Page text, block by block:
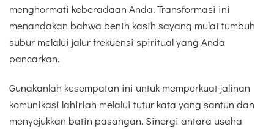
menghormati keberadaan Anda. Transformasi ini
menandakan bahwa benih kasih sayang mulai tumbuh
subur melalui jalur frekuensi spiritual yang Anda
pancarkan.
Gunakanlah kesempatan ini untuk memperkuat jalinan
komunikasi lahiriah melalui tutur kata yang santun dan
menyejukkan batin pasangan. Sinergi antara usaha